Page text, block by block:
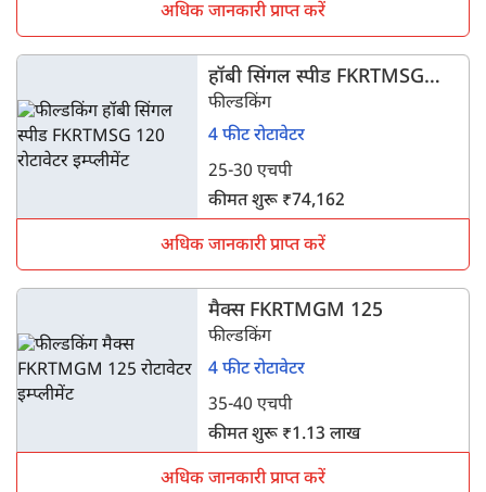
अधिक जानकारी प्राप्त करें
हॉबी सिंगल स्पीड FKRTMSG
120
फील्डकिंग
4 फीट रोटावेटर
25-30 एचपी
कीमत शुरू ₹74,162
अधिक जानकारी प्राप्त करें
मैक्स FKRTMGM 125
फील्डकिंग
4 फीट रोटावेटर
35-40 एचपी
कीमत शुरू ₹1.13 लाख
अधिक जानकारी प्राप्त करें